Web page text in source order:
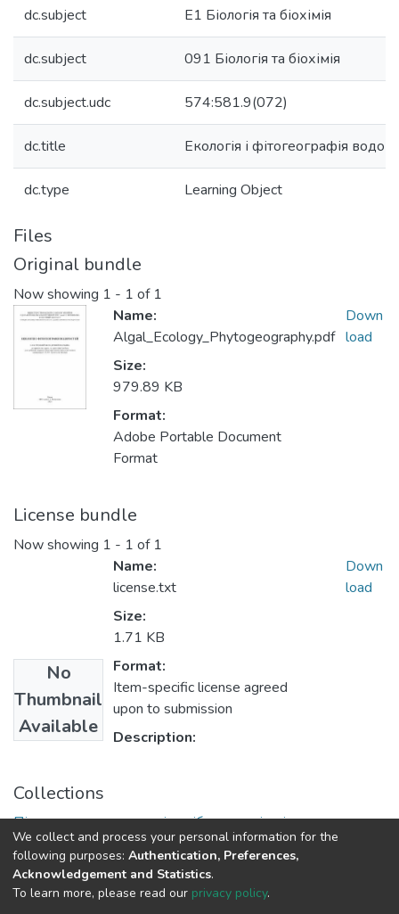
dc.subject Е1 Біологія та біохімія
dc.subject 091 Біологія та біохімія
dc.subject.udc 574:581.9(072)
dc.title Екологія і фітогеографія
dc.type Learning Object
Files
Original bundle
Now showing 1 - 1 of 1
Name:
Algal_Ecology_Phytogeography.pdf
Size:
979.89 KB
Format:
Adobe Portable Document
Format
Down
load
License bundle
Now showing 1 - 1 of 1
No
Thumbnail
Available
Name:
license.txt
Size:
1.71 KB
Format:
Item-specific license agreed
upon to submission
Description:
Down
load
Collections
Підручники, навчальні посібники та інші науково- та
навчально-методичні праці БФ
DSpace software copyright © 2009-2026
We collect and process your personal information for the
following purposes: Authentication, Preferences,
Acknowledgement and Statistics.
To learn more, please read our privacy policy.